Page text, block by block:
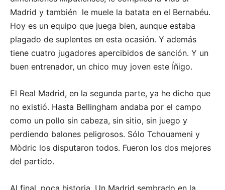
Madrid y también le muele la batata en el Bernabéu.
Hoy es un equipo que juega bien, aunque estaba
plagado de suplentes en esta ocasión. Y además
tiene cuatro jugadores apercibidos de sanción. Y un
buen entrenador, un chico muy joven este Íñigo.
El Real Madrid, en la segunda parte, ya he dicho que
no existió. Hasta Bellingham andaba por el campo
como un pollo sin cabeza, sin sitio, sin juego y
perdiendo balones peligrosos. Sólo Tchouameni y
Mòdric los disputaron todos. Fueron los dos mejores
del partido.
Al final, poca historia. Un Madrid sembrado en la